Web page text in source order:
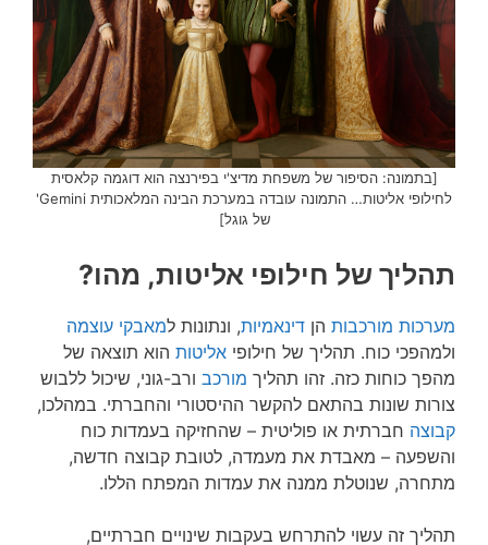
[בתמונה: הסיפור של משפחת מדיצ'י בפירנצה הוא דוגמה קלאסית
לחילופי אליטות… התמונה עובדה במערכת הבינה המלאכותית Gemini'
של גוגל]
תהליך של חילופי אליטות, מהו?
מערכות מורכבות הן דינאמיות, ונתונות למאבקי עוצמה
ולמהפכי כוח. תהליך של חילופי אליטות הוא תוצאה של
מהפך כוחות כזה. זהו תהליך מורכב ורב-גוני, שיכול ללבוש
צורות שונות בהתאם להקשר ההיסטורי והחברתי. במהלכו,
קבוצה חברתית או פוליטית – שהחזיקה בעמדות כוח
והשפעה – מאבדת את מעמדה, לטובת קבוצה חדשה,
מתחרה, שנוטלת ממנה את עמדות המפתח הללו.
תהליך זה עשוי להתרחש בעקבות שינויים חברתיים,